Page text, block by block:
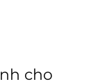
cho